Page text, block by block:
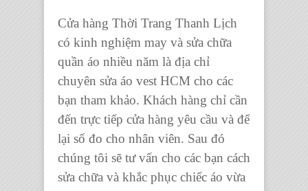
Cửa hàng Thời Trang Thanh Lịch
có kinh nghiệm may và sửa chữa
quần áo nhiều năm là địa chỉ
chuyên sửa áo vest HCM cho các
bạn tham khảo. Khách hàng chỉ cần
đến trực tiếp cửa hàng yêu cầu và để
lại số đo cho nhân viên. Sau đó
chúng tôi sẽ tư vấn cho các bạn cách
sửa chữa và khắc phục chiếc áo vừa